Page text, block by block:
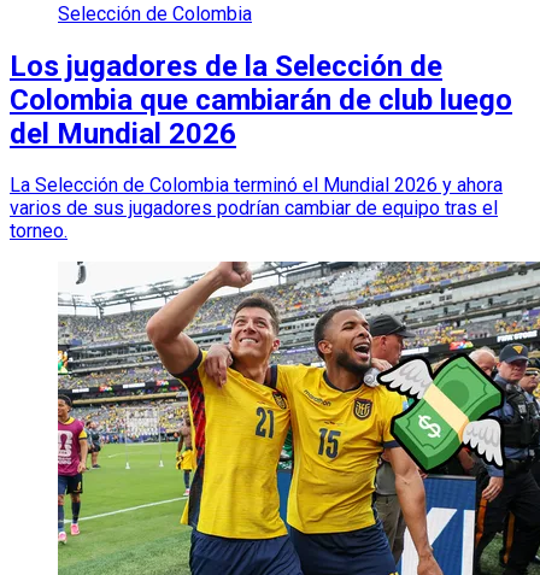
Selección de Colombia
Los jugadores de la Selección de
Colombia que cambiarán de club luego
del Mundial 2026
La Selección de Colombia terminó el Mundial 2026 y ahora
varios de sus jugadores podrían cambiar de equipo tras el
torneo.